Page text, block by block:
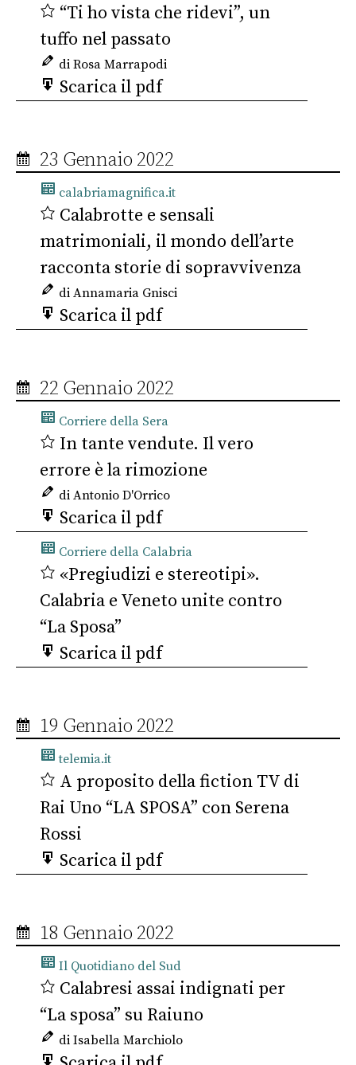
“Ti ho vista che ridevi”, un
tuffo nel passato
di Rosa Marrapodi
Scarica il pdf
23 Gennaio 2022
calabriamagnifica.it
Calabrotte e sensali
matrimoniali, il mondo dell’arte
racconta storie di sopravvivenza
di Annamaria Gnisci
Scarica il pdf
22 Gennaio 2022
Corriere della Sera
In tante vendute. Il vero
errore è la rimozione
di Antonio D'Orrico
Scarica il pdf
Corriere della Calabria
«Pregiudizi e stereotipi».
Calabria e Veneto unite contro
“La Sposa”
Scarica il pdf
19 Gennaio 2022
telemia.it
A proposito della fiction TV di
Rai Uno “LA SPOSA” con Serena
Rossi
Scarica il pdf
18 Gennaio 2022
Il Quotidiano del Sud
Calabresi assai indignati per
“La sposa” su Raiuno
di Isabella Marchiolo